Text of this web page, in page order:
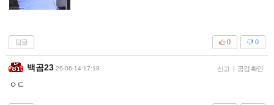
답글 0
0
백곰23 26-06-14 17:18 신고 | 공감 확인
ㅇㄷ